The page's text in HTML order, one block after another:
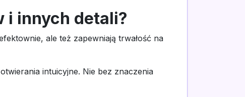
i innych detali?
ale też zapewniają trwałość na
intuicyjne. Nie bez znaczenia